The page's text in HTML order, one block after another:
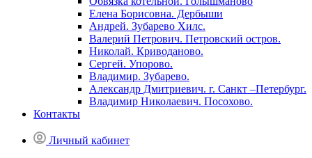
Елена Борисовна. Дербыши
Андрей. Зубарево Хилс.
Валерий Петрович. Петровский остров.
Николай. Криводаново.
Сергей. Упорово.
Владимир. Зубарево.
Александр Дмитриевич. г. Санкт –Петербург.
Владимир Николаевич. Посохово.
Контакты
Личный кабинет